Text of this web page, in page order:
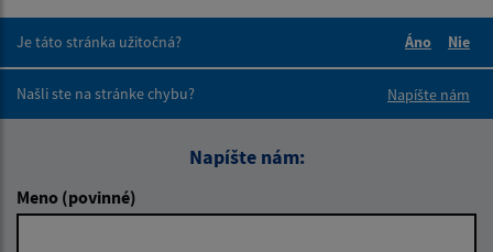
Je táto stránka užitočná?
Áno
Nie
Našli ste na stránke chybu?
Napíšte nám
Napíšte nám:
Meno (povinné)